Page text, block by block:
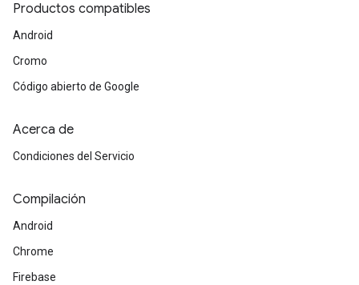
Productos compatibles
Android
Cromo
Código abierto de Google
Acerca de
Condiciones del Servicio
Compilación
Android
Chrome
Firebase